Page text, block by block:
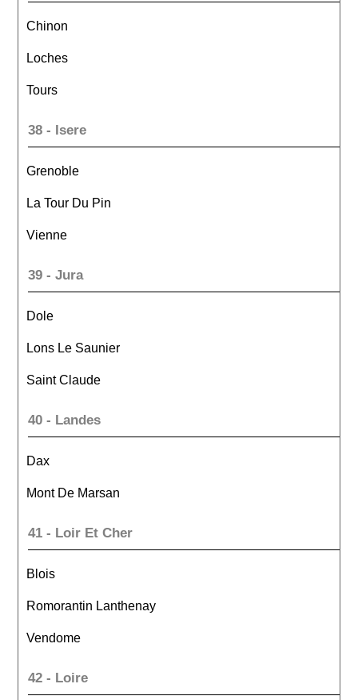
Chinon
Loches
Tours
38 - Isere
Grenoble
La Tour Du Pin
Vienne
39 - Jura
Dole
Lons Le Saunier
Saint Claude
40 - Landes
Dax
Mont De Marsan
41 - Loir Et Cher
Blois
Romorantin Lanthenay
Vendome
42 - Loire